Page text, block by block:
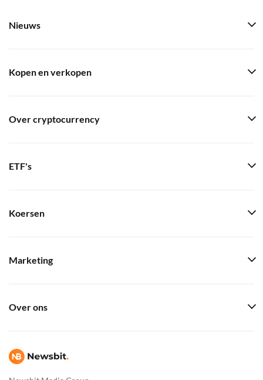
Nieuws
Kopen en verkopen
Over cryptocurrency
ETF's
Koersen
Marketing
Over ons